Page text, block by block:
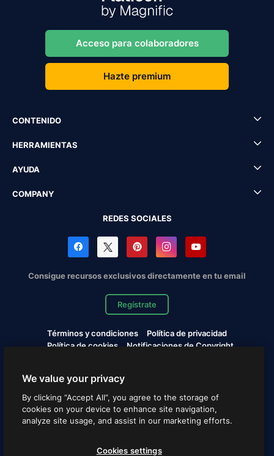
Acceso para colaboradores
Hazte premium
CONTENIDO
HERRAMIENTAS
AYUDA
COMPANY
REDES SOCIALES
Consigue recursos exclusivos directamente en tu email
Regístrate
Términos y condiciones
Política de privacidad
Política de cookies
Notificaciones de Copyright
Copyright © 2010-2026 Freepik Company S.L.U. Todos los
derechos reservados.
We value your privacy
By clicking “Accept All”, you agree to the storage of
cookies on your device to enhance site navigation,
analyze site usage, and assist in our marketing efforts.
Cookies settings